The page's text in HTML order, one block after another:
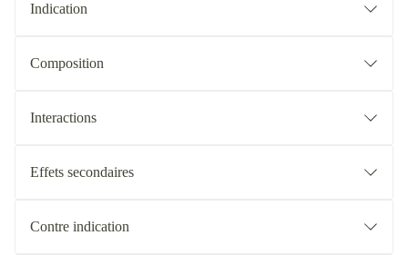
Indication
Composition
Interactions
Effets secondaires
Contre indication